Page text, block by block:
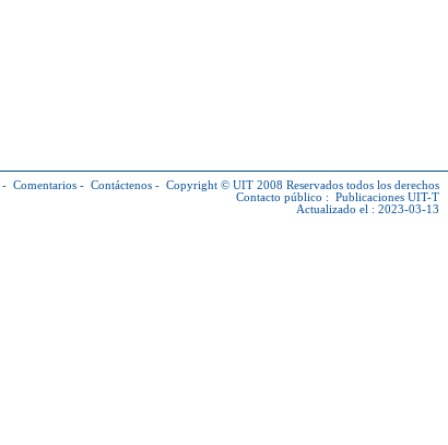
- Comentarios - Contáctenos - Copyright © UIT 2008 Reservados todos los derechos
Contacto público : Publicaciones UIT-T
Actualizado el : 2023-03-13